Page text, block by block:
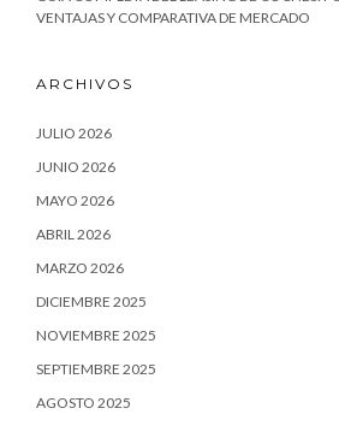
VENTAJAS Y COMPARATIVA DE MERCADO
ARCHIVOS
JULIO 2026
JUNIO 2026
MAYO 2026
ABRIL 2026
MARZO 2026
DICIEMBRE 2025
NOVIEMBRE 2025
SEPTIEMBRE 2025
AGOSTO 2025